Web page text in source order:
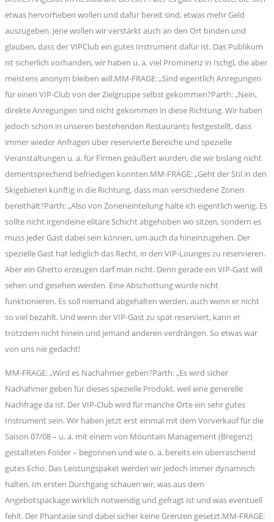
etwas hervorheben wollen und dafür bereit sind, etwas mehr Geld
auszugeben. Jene wollen wir verstärkt auch an den Ort binden und
glauben, dass der VIPClub ein gutes Instrument dafür ist. Das Publikum
ist sicherlich vorhanden, wir haben u. a. viel Prominenz in Ischgl, die aber
meistens anonym bleiben will.MM-FRAGE: „Sind eigentlich Anregungen
für einen VIP-Club von der Zielgruppe selbst gekommen?Parth: „Nein,
direkte Anregungen sind nicht gekommen in diese Richtung. Wir haben
jedoch schon in unseren bestehenden Restaurants festgestellt, dass
immer wieder Anfragen über reservierte Bereiche und spezielle
Veranstaltungen u. a. für Firmen geäußert wurden, die wir bislang nicht
dementsprechend befriedigen konnten.MM-FRAGE: „Geht der Stil in den
Skigebieten künftig in die Richtung, dass man verschiedene Zonen
bereithält?Parth: „Also von Zoneneinteilung halte ich eigentlich wenig. Es
sollte nicht irgendeine elitäre Schicht abgehoben wo sitzen, sondern es
muss jeder Gast dabei sein können, um auch da hineinzugehen. Der
spezielle Gast hat lediglich das Recht, in den VIP-Lounges zu reservieren.
Aber ein Ghetto erzeugen darf man nicht. Denn gerade ein VIP-Gast will
sehen und gesehen werden. Eine Abschottung würde nicht
funktionieren. Es soll niemand abgehalten werden, auch wenn er nicht
so viel bezahlt. Und wenn der VIP-Gast zu spät reserviert, kann er
trotzdem nicht hinein und jemand anderen verdrängen. So etwas war
von uns nie gedacht!
MM-FRAGE: „Wird es Nachahmer geben?Parth: „Es wird sicher
Nachahmer geben für dieses spezielle Produkt, weil eine generelle
Nachfrage da ist. Der VIP-Club wird für manche Orte ein sehr gutes
Instrument sein. Wir haben jetzt erst einmal mit dem Vorverkauf für die
Saison 07/08 – u. a. mit einem von Mountain Management (Bregenz)
gestalteten Folder – begonnen und wie o. a. bereits ein überraschend
gutes Echo. Das Leistungspaket werden wir jedoch immer dynamisch
halten. Im ersten Durchgang schauen wir, was aus dem
Angebotspackage wirklich notwendig und gefragt ist und was eventuell
fehlt. Der Phantasie sind dabei sicher keine Grenzen gesetzt.MM-FRAGE: